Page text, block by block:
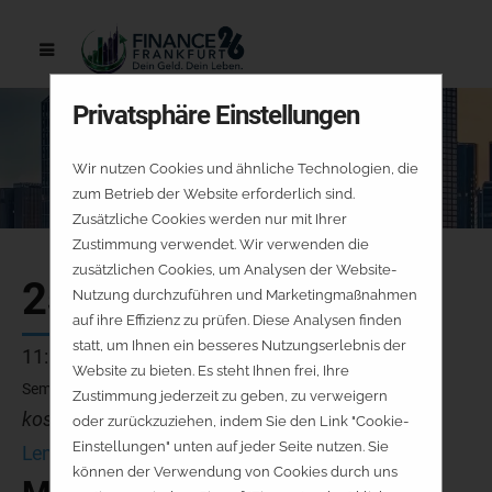
25.09.
11:00 - 11:45 Uhr
Seminarraum 7
kostenfrei - keine Platzreservierung
Lennart Setzepfandt
Privatsphäre Einstellungen
Wir nutzen Cookies und ähnliche Technologien, die
zum Betrieb der Website erforderlich sind.
Zusätzliche Cookies werden nur mit Ihrer
Zustimmung verwendet. Wir verwenden die
zusätzlichen Cookies, um Analysen der Website-
Nutzung durchzuführen und Marketingmaßnahmen
auf ihre Effizienz zu prüfen. Diese Analysen finden
statt, um Ihnen ein besseres Nutzungserlebnis der
Website zu bieten. Es steht Ihnen frei, Ihre
Zustimmung jederzeit zu geben, zu verweigern
oder zurückzuziehen, indem Sie den Link "Cookie-
Einstellungen" unten auf jeder Seite nutzen. Sie
können der Verwendung von Cookies durch uns